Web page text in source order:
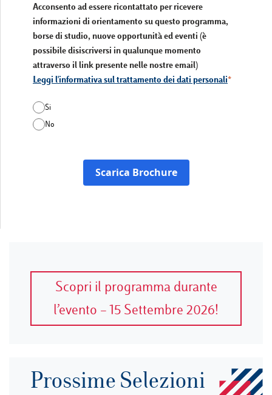
Acconsento ad essere ricontattato per ricevere
informazioni di orientamento su questo programma,
borse di studio, nuove opportunità ed eventi (è
possibile disiscriversi in qualunque momento
attraverso il link presente nelle nostre email)
Leggi l'informativa sul trattamento dei dati personali
Si
No
Scarica Brochure
Scopri il programma durante
l’evento – 15 Settembre 2026!
Prossime Selezioni